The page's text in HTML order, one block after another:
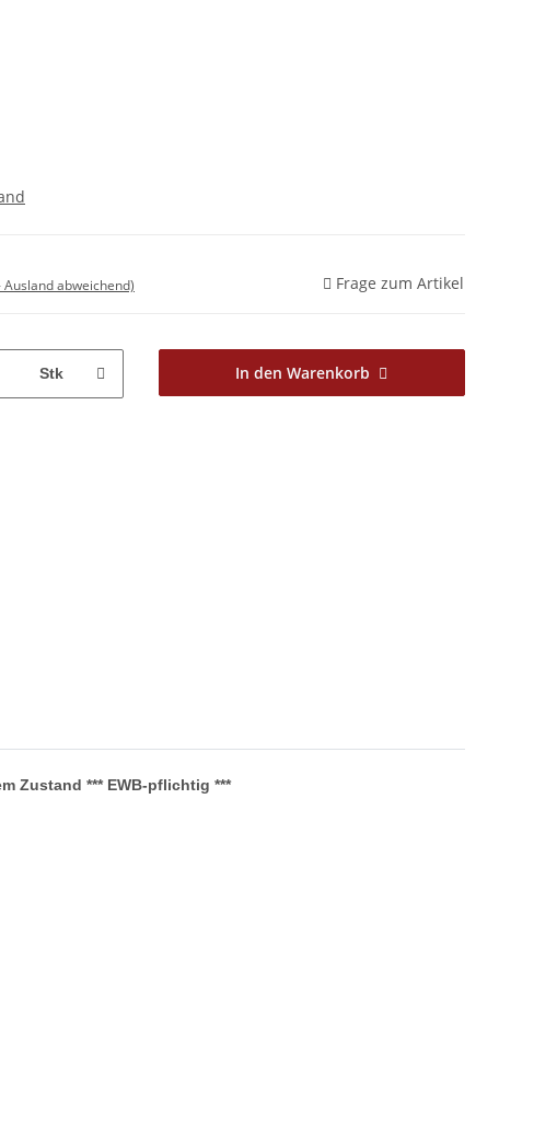
Ausland abweichend) Frage zum Artikel
Stk In den Warenkorb
Zustand *** EWB-pflichtig ***